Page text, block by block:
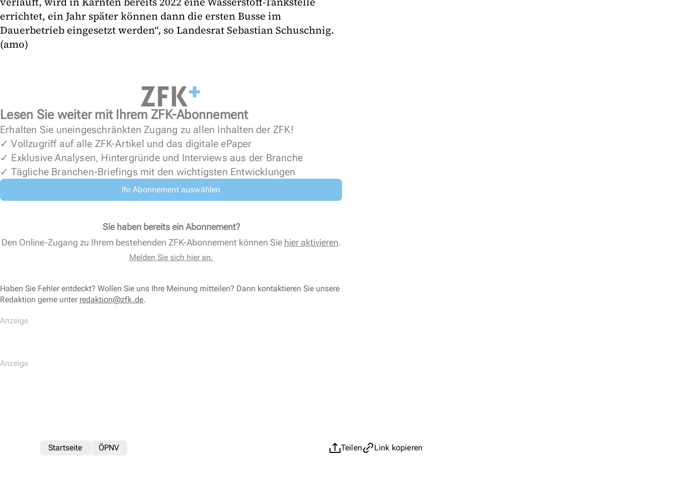
errichtet, ein Jahr später können dann die ersten Busse im
Dauerbetrieb eingesetzt werden“, so Landesrat Sebastian Schuschnig.
(amo)
Lesen Sie weiter mit Ihrem ZFK-Abonnement
Erhalten Sie uneingeschränkten Zugang zu allen Inhalten der ZFK!
✓ Vollzugriff auf alle ZFK-Artikel und das digitale ePaper
✓ Exklusive Analysen, Hintergründe und Interviews aus der Branche
✓ Tägliche Branchen-Briefings mit den wichtigsten Entwicklungen
Ihr Abonnement auswählen
Sie haben bereits ein Abonnement?
Den Online-Zugang zu Ihrem bestehenden ZFK-Abonnement können Sie hier aktivieren.
Melden Sie sich hier an.
Haben Sie Fehler entdeckt? Wollen Sie uns Ihre Meinung mitteilen? Dann kontaktieren Sie unsere
Redaktion gerne unter redaktion@zfk.de.
Teilen Link kopieren
Startseite ÖPNV